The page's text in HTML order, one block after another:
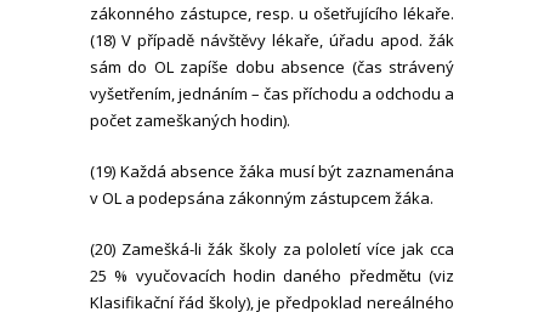
zákonného zástupce, resp. u ošetřujícího lékaře.
(18) V případě návštěvy lékaře, úřadu apod. žák
sám do OL zapíše dobu absence (čas strávený
vyšetřením, jednáním – čas příchodu a odchodu a
počet zameškaných hodin).
(19) Každá absence žáka musí být zaznamenána
v OL a podepsána zákonným zástupcem žáka.
(20) Zamešká-li žák školy za pololetí více jak cca
25 % vyučovacích hodin daného předmětu (viz
Klasifikační řád školy), je předpoklad nereálného